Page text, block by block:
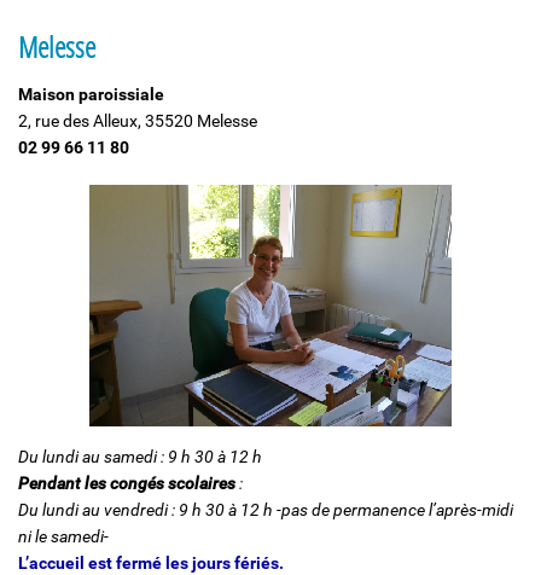
Melesse
Maison paroissiale
2, rue des Alleux, 35520 Melesse
02 99 66 11 80
Du lundi au samedi : 9 h 30 à 12 h
Pendant les congés scolaires:
Du lundi au vendredi : 9 h 30 à 12 h -pas de permanence l’après-midi
ni le samedi-
L’accueil est fermé les jours fériés.